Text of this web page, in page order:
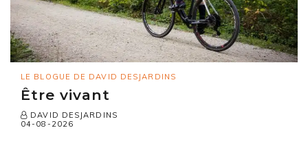
LE BLOGUE DE DAVID DESJARDINS
Être vivant
DAVID DESJARDINS
04-08-2026